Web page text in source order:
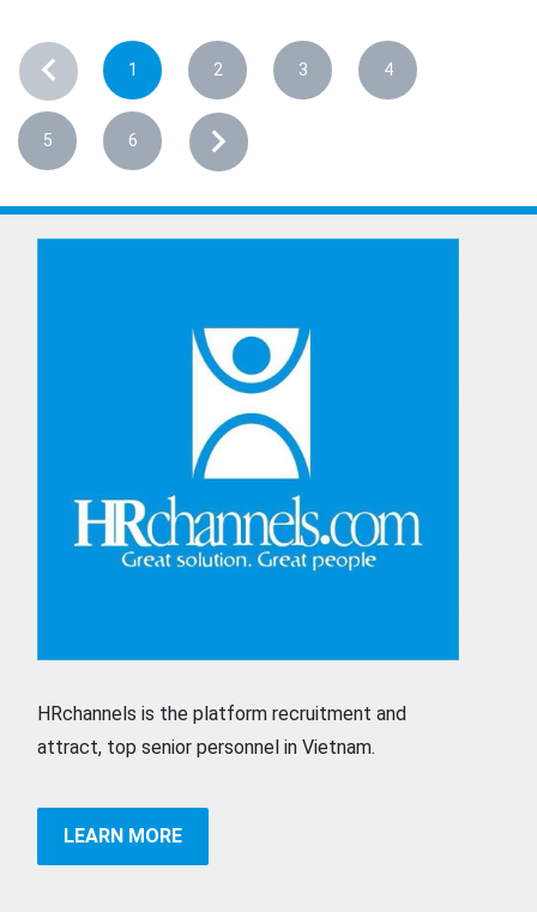
1 2 3 4
5 6
HRchannels is the platform recruitment and
attract, top senior personnel in Vietnam.
LEARN MORE